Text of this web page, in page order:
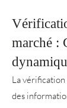
marché :
La
des